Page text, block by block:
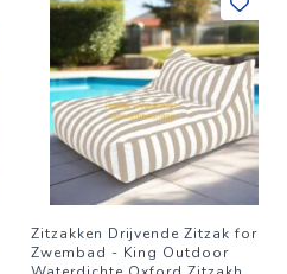
Zitzakken Drijvende Zitzak for
Zwembad - King Outdoor